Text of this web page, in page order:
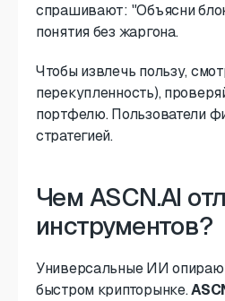
спрашивают: "Объясни
понятия без жаргона.
Чтобы извлечь пользу,
перекупленность),
портфелю. Пользователи
стратегией.
Чем ASCN.AI
инструментов?
Универсальные ИИ
быстром крипторынке.